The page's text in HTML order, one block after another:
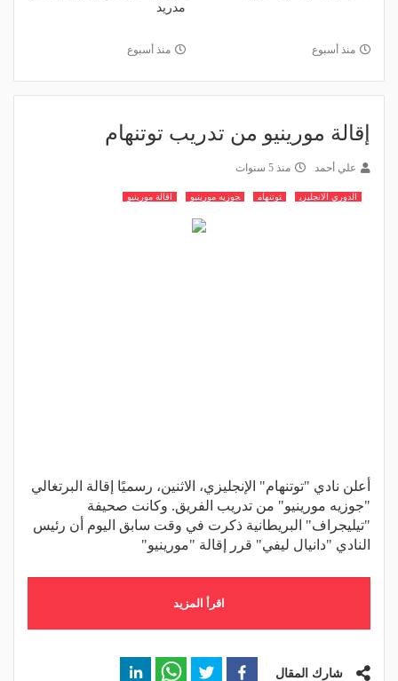
منذ أسبوع
مدريد
منذ أسبوع
إقالة مورينيو من تدريب توتنهام
علي أحمد منذ 5 سنوات
الدوري الانجليزي توتنهام جوزيه مورينيو اقالة مورينيو
أعلن نادي "توتنهام" الإنجليزي، الاثنين، رسميًا إقالة البرتغالي
"جوزيه مورينيو" من تدريب الفريق. وكانت صحيفة
"تيليجراف" البريطانية ذكرت في وقت سابق اليوم أن رئيس
النادي "دانيال ليفي" قرر إقالة "مورينيو"
اقرأ المزيد
شارك المقال